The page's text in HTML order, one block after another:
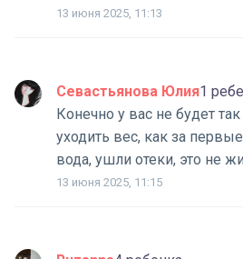
13 июня 2025, 11:13
Севастьянова Юлия1
Конечно у вас не будет
уходить вес, как за
вода, ушли отеки, это не
13 июня 2025, 11:15